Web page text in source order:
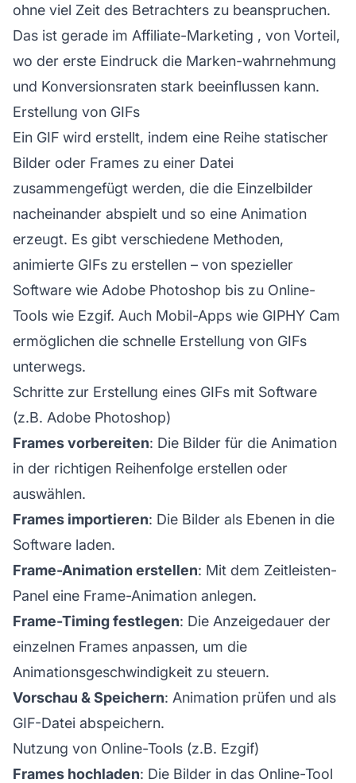
ohne viel Zeit des Betrachters zu beanspruchen.
Das ist gerade im Affiliate-Marketing , von Vorteil,
wo der erste Eindruck die Marken-wahrnehmung
und Konversionsraten stark beeinflussen kann.
Erstellung von GIFs
Ein GIF wird erstellt, indem eine Reihe statischer
Bilder oder Frames zu einer Datei
zusammengefügt werden, die die Einzelbilder
nacheinander abspielt und so eine Animation
erzeugt. Es gibt verschiedene Methoden,
animierte GIFs zu erstellen – von spezieller
Software wie Adobe Photoshop bis zu Online-
Tools wie Ezgif. Auch Mobil-Apps wie GIPHY Cam
ermöglichen die schnelle Erstellung von GIFs
unterwegs.
Schritte zur Erstellung eines GIFs mit Software
(z.B. Adobe Photoshop)
Frames vorbereiten: Die Bilder für die Animation
in der richtigen Reihenfolge erstellen oder
auswählen.
Frames importieren: Die Bilder als Ebenen in die
Software laden.
Frame-Animation erstellen: Mit dem Zeitleisten-
Panel eine Frame-Animation anlegen.
Frame-Timing festlegen: Die Anzeigedauer der
einzelnen Frames anpassen, um die
Animationsgeschwindigkeit zu steuern.
Vorschau & Speichern: Animation prüfen und als
GIF-Datei abspeichern.
Nutzung von Online-Tools (z.B. Ezgif)
Frames hochladen: Die Bilder in das Online-Tool